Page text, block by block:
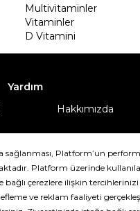
Multivitaminler
Vitaminler
D Vitamini
Yardım
Hakkımızda